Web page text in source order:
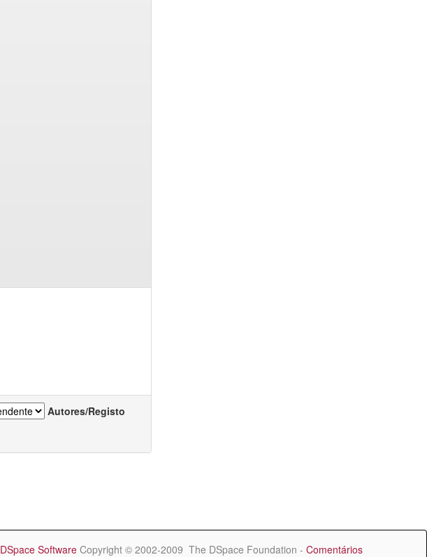
Autores/Registo
DSpace Software Copyright © 2002-2009 The DSpace Foundation - Comentários